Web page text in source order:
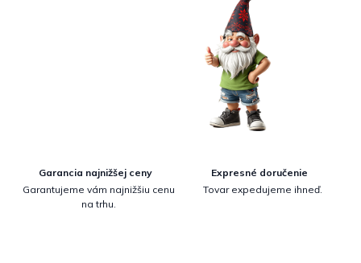
Garancia najnižšej ceny
Garantujeme vám najnižšiu cenu
na trhu.
Expresné doručenie
Tovar expedujeme ihneď.